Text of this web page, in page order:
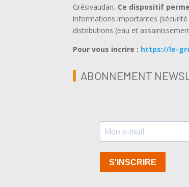
Grésivaudan. Ce dispositif
informations importantes
distributions (eau et
Pour vous incrire : https://le-
ABONNEMENT